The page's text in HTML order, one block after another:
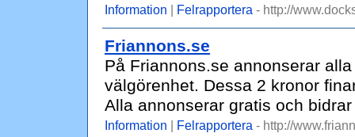
Information | Felrapportera - http://
Friannons.se
På Friannons.se annonserar
välgörenhet. Dessa 2 kronor
Alla annonserar gratis och
Information | Felrapportera - http://